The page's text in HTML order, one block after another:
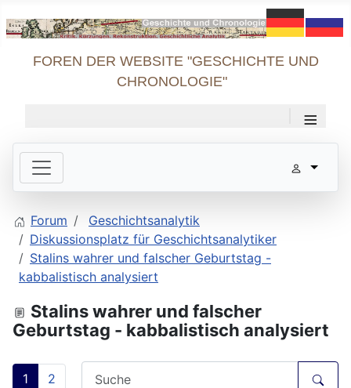
FOREN DER WEBSITE "GESCHICHTE UND
CHRONOLOGIE"
≡
Forum
Geschichtsanalytik
Diskussionsplatz für Geschichtsanalytiker
Stalins wahrer und falscher Geburtstag -
kabbalistisch analysiert
Stalins wahrer und falscher
Geburtstag - kabbalistisch analysiert
1 2